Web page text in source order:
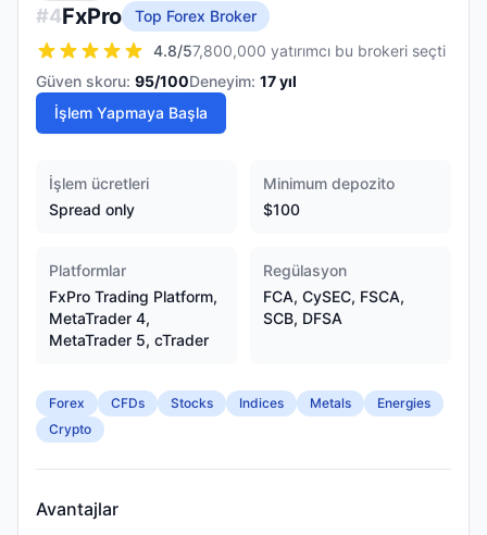
#4FxPro
Top Forex Broker
4.8/57,800,000 yatırımcı bu brokeri seçti
Güven skoru: 95/100Deneyim: 17yıl
İşlem Yapmaya Başla
İşlem ücretleri
Spread only
Minimum depozito
$100
Platformlar
FxPro Trading Platform,
MetaTrader 4,
MetaTrader 5, cTrader
Regülasyon
FCA, CySEC, FSCA,
SCB, DFSA
Forex CFDs Stocks Indices Metals
Energies
Crypto
Avantajlar